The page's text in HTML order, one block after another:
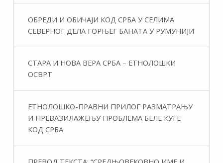
ОБРЕДИ И ОБИЧАЈИ КОД СРБА У СЕЛИМА
СЕВЕРНОГ ДЕЛА ГОРЊЕГ БАНАТА У РУМУНИЈИ
СТАРА И НОВА ВЕРА СРБА – ЕТНОЛОШКИ
ОСВРТ
ЕТНОЛОШКО-ПРАВНИ ПРИЛОГ РАЗМАТРАЊУ
И ПРЕВАЗИЛАЖЕЊУ ПРОБЛЕМА БЕЛЕ КУГЕ
КОД СРБА